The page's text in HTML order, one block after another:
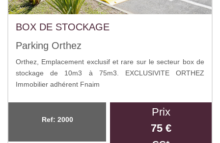
BOX DE STOCKAGE
Parking Orthez
Orthez, Emplacement exclusif et rare sur le secteur box de
stockage de 10m3 à 75m3. EXCLUSIVITE ORTHEZ
Immobilier adhérent Fnaim
Ref: 2000
Prix
75 €